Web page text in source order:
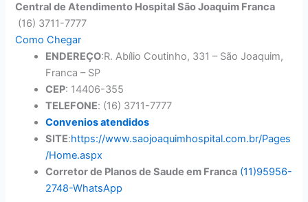
Central de Atendimento Hospital São Joaquim Franca
(16) 3711-7777
Como Chegar
ENDEREÇO:R. Abílio Coutinho, 331 – São Joaquim,
Franca – SP
CEP: 14406-355
TELEFONE: (16) 3711-7777
Convenios atendidos
SITE:https://www.saojoaquimhospital.com.br/Pages
/Home.aspx
Corretor de Planos de Saude em Franca (11)95956-
2748-WhatsApp